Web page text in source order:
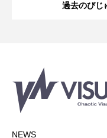
過去のびじ
NEWS